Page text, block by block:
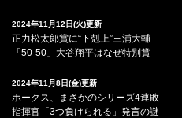
2024年11月12日(火)更新
正力松太郎賞に“下剋上”三浦大輔
「50-50」大谷翔平はなぜ特別賞
2024年11月8日(金)更新
ホークス、まさかのシリーズ4連敗
指揮官「3つ負けられる」発言の謎